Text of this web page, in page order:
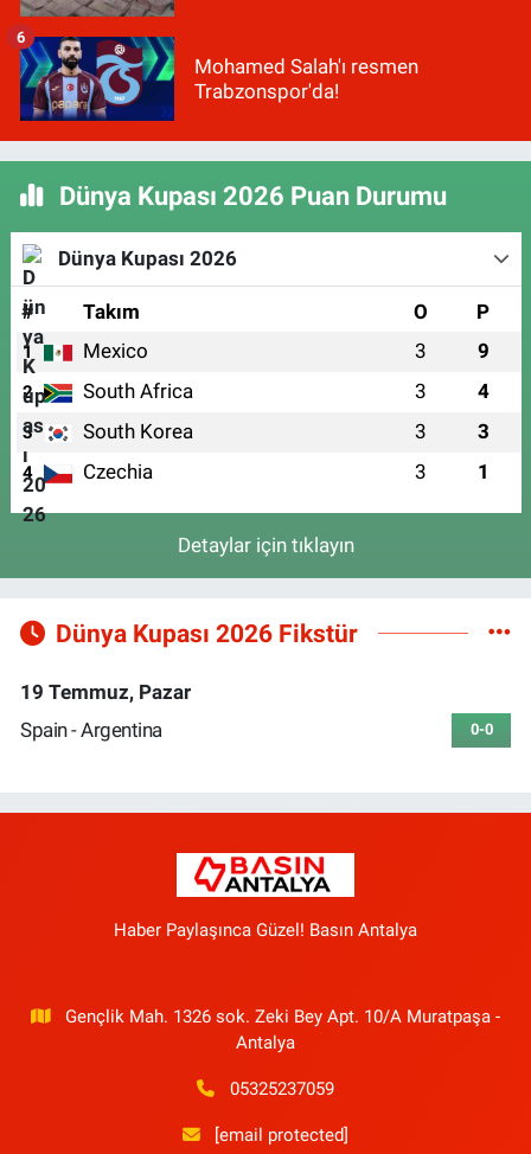
Mohamed Salah'ı resmen
Trabzonspor'da!
6
Dünya Kupası 2026 Puan Durumu
Dünya Kupası 2026
# Takım O P
1 Mexico 3 9
2 South Africa 3 4
3 South Korea 3 3
4 Czechia 3 1
Detaylar için tıklayın
Dünya Kupası 2026 Fikstür
19 Temmuz, Pazar
Spain - Argentina
0-0
Haber Paylaşınca Güzel! Basın Antalya
Gençlik Mah. 1326 sok. Zeki Bey Apt. 10/A Muratpaşa -
Antalya
05325237059
[email protected]